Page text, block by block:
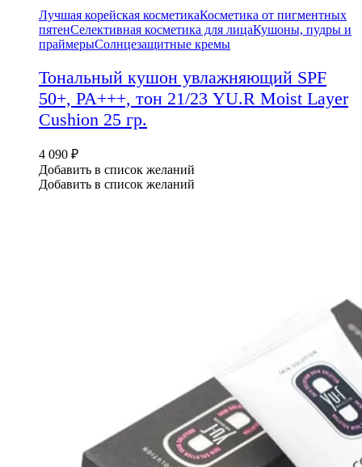
Лучшая корейская косметикаКосметика от пигментных
пятенСелективная косметика для лицаКушоны, пудры и
праймерыСолнцезащитные кремы
Тональный кушон увлажняющий SPF
50+, PA+++, тон 21/23 YU.R Moist Layer
Cushion 25 гр.
4 090 ₽
Добавить в список желаний
Добавить в список желаний